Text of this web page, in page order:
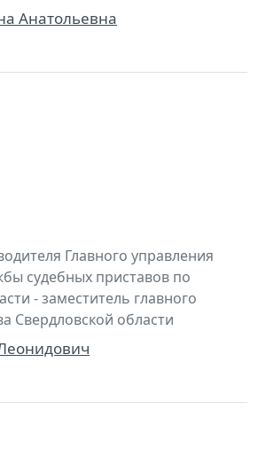
Анатольевна
Главного управления
судебных приставов по
- заместитель главного
Свердловской области